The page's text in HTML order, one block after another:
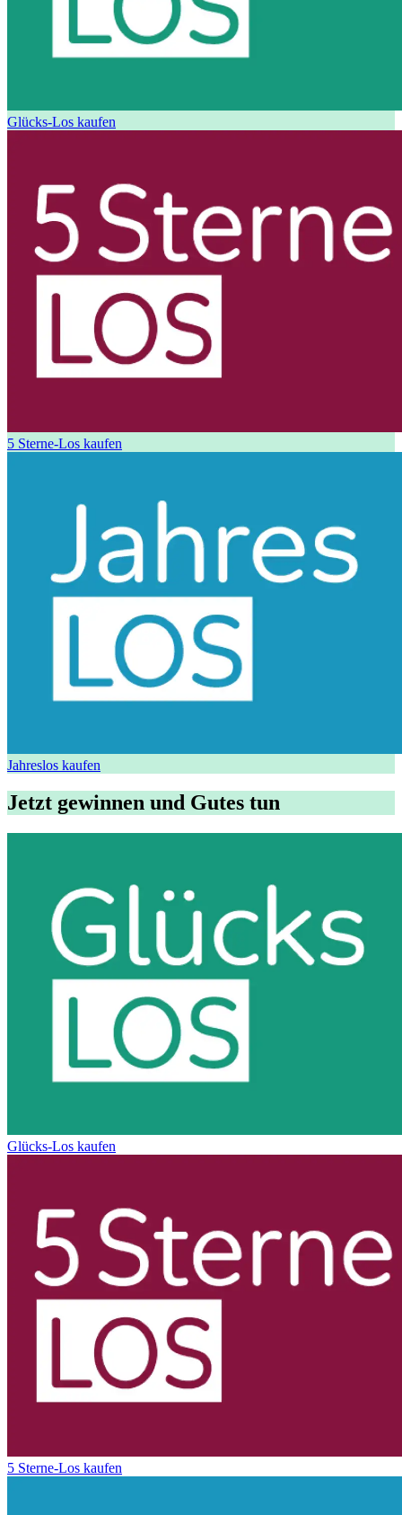
Glücks-Los kaufen
5 Sterne-Los kaufen
Jahreslos kaufen
Jetzt gewinnen und Gutes tun
Glücks-Los kaufen
5 Sterne-Los kaufen